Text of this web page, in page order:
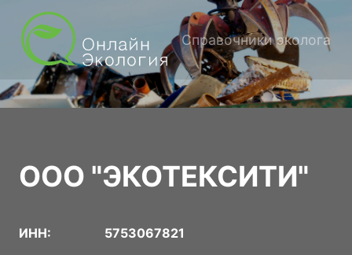
Справочники эколога
ООО "ЭКОТЕКСИТИ"
ИНН: 5753067821